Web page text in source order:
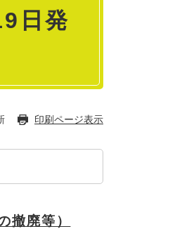
日発
印刷ページ表示
撤廃等）